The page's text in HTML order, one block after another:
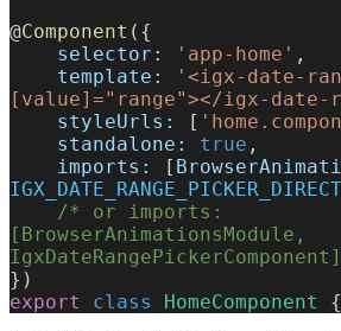
@Component ({
    selector:
'app-home' ,
    template:
'<igx-date-
[value]="range"></igx-date-
    styleUrls:
[
    standalone:
true ,
    imports:
[
[BrowserAnimationsModule,
})
export
class HomeComponent